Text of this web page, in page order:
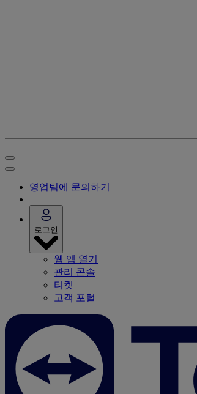
영업팀에 문의하기
로그인
웹 앱 열기
관리 콘솔
티켓
고객 포털